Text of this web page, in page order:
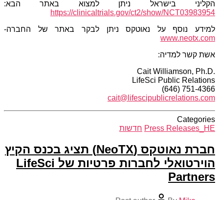
הקליני בישראל ניתן למצוא באתר הבא:
https://clinicaltrials.gov/ct2/show/NCT03983954
למידע נוסף על נאוטקס ניתן לבקר באתר של החברה-
www.neotx.com
אשת קשר למדיה:
Cait Williamson, Ph.D.
LifeSci Public Relations
(646) 751-4366
cait@lifescipublicrelations.com
Categories
Press Releases_HE חדשות
חברת נאוטקס (NeoTX) תציג בכנס הקיץ
הוירטואלי לחברות פרטיות של LifeSci
Partners